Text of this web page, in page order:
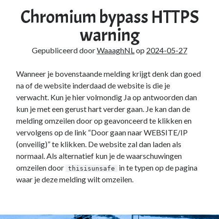
Games(1)
Google(2)
Drive(1)
Home Assistant(1)
HomeLab(1)
HP(1)
HPE ProLiant(1)
ISP(1)
Microsoft(15)
Active Directory(3)
Edge(1)
Entra ID(1)
Power Apps(1)
Chromium bypass HTTPS
warning
Gepubliceerd doorWaaaghNLop 2024-05-27
Wanneer je bovenstaande melding krijgt denk dan goed
na of de website inderdaad de website is die je
verwacht. Kun je hier volmondig Ja op antwoorden dan
kun je met een gerust hart verder gaan. Je kan dan de
melding omzeilen door op geavonceerd te klikken en
vervolgens op de link “Door gaan naar WEBSITE/IP
(onveilig)” te klikken. De website zal dan laden als
normaal. Als alternatief kun je de waarschuwingen
omzeilen door thisisunsafe
in te typen op de pagina
waar je deze melding wilt omzeilen.